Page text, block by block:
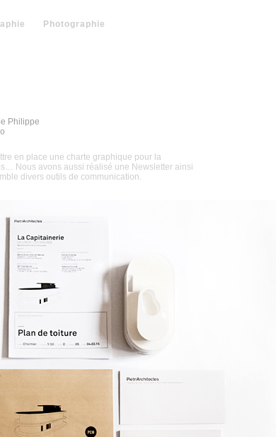
Photographie
Philippe
en place une charte graphique pour la
Nous avons aussi réalisé une Newsletter ainsi
divers outils de communication.